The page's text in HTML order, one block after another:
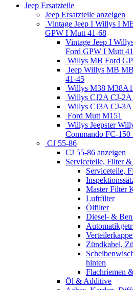
Jeep Ersatzteile
Jeep Ersatzteile anzeigen
Vintage Jeep I Willys I
GPW I Mutt 41-68
Vintage Jeep I
Ford GPW I Mutt
Willys MB Ford
Jeep Willys MB
41-45
Willys M38
Willys CJ2A CJ-2A
Willys CJ3A CJ-
Ford Mutt M151
Willys Jeepster
Commando FC-150
CJ 55-86
CJ 55-86 anzeigen
Serviceteile, Filter
Serviceteile,
Master Filter
Luftfilter
Ölfilter
Diesel- &
Zündkabel,
hinten
Flachriemen
Öl & Additive